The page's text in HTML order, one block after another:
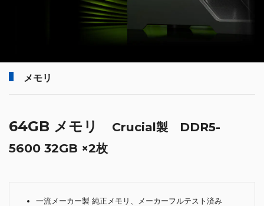
メモリ
64GB メモリ
Crucial製 DDR5-
5600 32GB ×2枚
一流メーカー製 純正メモリ、メーカーフルテスト済み